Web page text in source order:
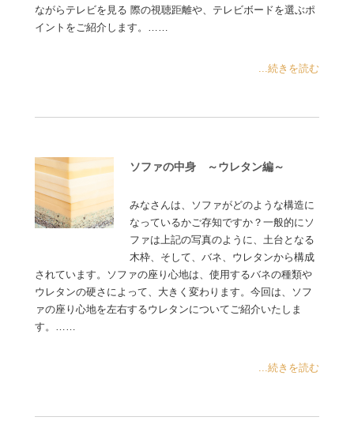
ながらテレビを見る 際の視聴距離や、テレビボードを選ぶポ
イントをご紹介します。……
...続きを読む
ソファの中身 ～ウレタン編～
みなさんは、ソファがどのような構造に
なっているかご存知ですか？一般的にソ
ファは上記の写真のように、土台となる
木枠、そして、バネ、ウレタンから構成
されています。ソファの座り心地は、使用するバネの種類や
ウレタンの硬さによって、大きく変わります。今回は、ソフ
ァの座り心地を左右するウレタンについてご紹介いたしま
す。……
...続きを読む